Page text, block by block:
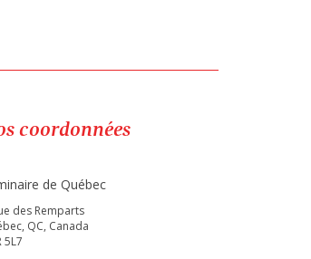
coordonnées
de Québec
des Remparts
QC, Canada
5L7